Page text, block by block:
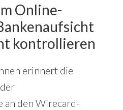
Online-
kontrollieren
erinnert die
an den Wirecard-